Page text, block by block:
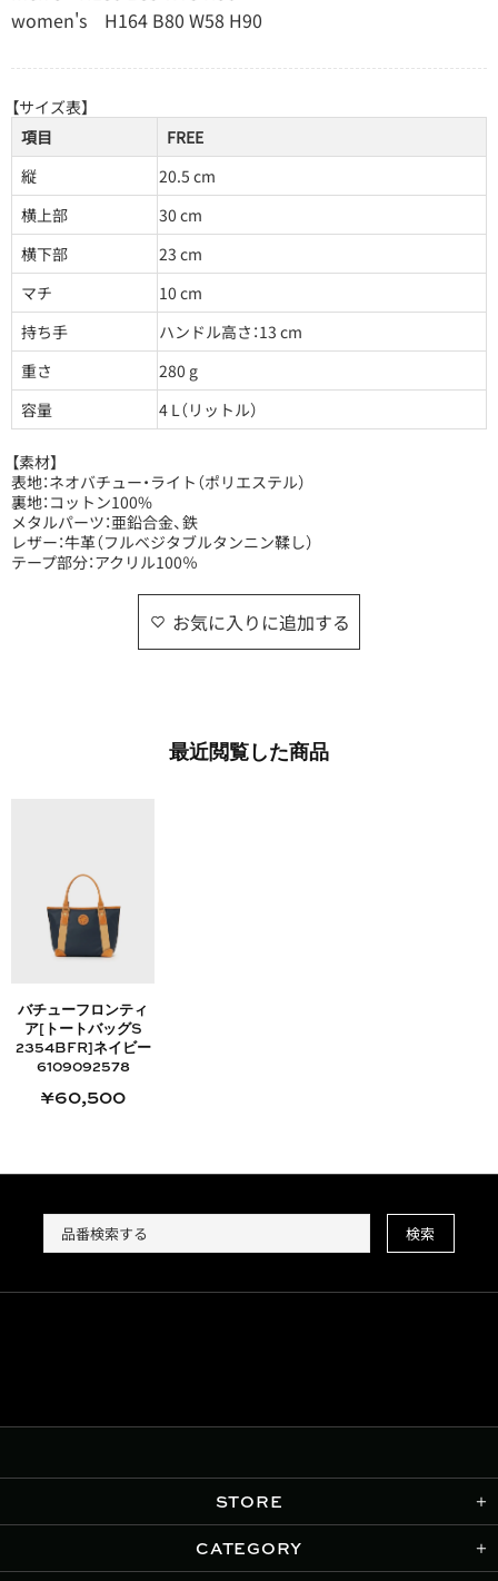
women's H164 B80 W58 H90
【サイズ表】
項目
FREE
縦
20.5 cm
横上部
30 cm
横下部
23 cm
マチ
10 cm
持ち手
ハンドル高さ：13 cm
重さ
280 g
容量
4 L（リットル）
【素材】
表地：ネオバチュー・ライト（ポリエステル）
裏地：コットン100%
メタルパーツ：亜鉛合金、鉄
レザー：牛革（フルベジタブルタンニン鞣し）
テープ部分：アクリル100％
お気に入りに追加する
最近​閲覧した​商品
バチューフロンティ
ア[トートバッグS
2354BFR]ネイビー
6109092578
¥60,500
検索
STORE
CATEGORY